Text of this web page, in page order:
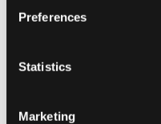
Preferences
Statistics
Marketing
erstellen.
Im/pages/api/checkout
Ganze sieht so aus.